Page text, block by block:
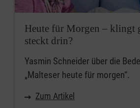
Heute für Morgen – klingt
steckt drin?
Yasmin Schneider über die
„Malteser heute für morgen“.
Zum Artikel